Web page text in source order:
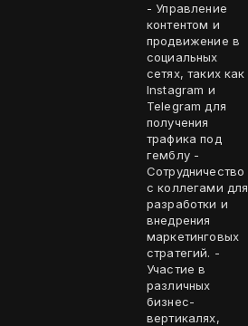
- Управление
контентом и
продвижение в
социальных
сетях, таких как
Instagram и
Telegram для
получения
трафика под
гемблу -
Сотрудничество
с коллегами для
разработки и
внедрения
маркетинговых
стратегий. -
Участие в
различных
бизнес-
вертикалях,